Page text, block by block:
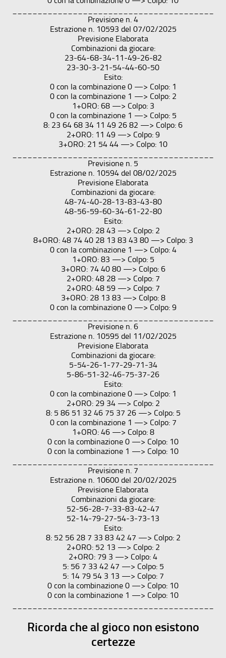
Previsione n. 4
Estrazione n. 10593 del 07/02/2025
Previsione Elaborata
Combinazioni da giocare:
23-64-68-34-11-49-26-82
23-30-3-21-54-44-60-50
Esito:
0 con la combinazione 0 —> Colpo: 1
0 con la combinazione 1 —> Colpo: 2
1+ORO: 68 —> Colpo: 3
0 con la combinazione 1 —> Colpo: 5
8: 23 64 68 34 11 49 26 82 —> Colpo: 6
2+ORO: 11 49 —> Colpo: 9
3+ORO: 21 54 44 —> Colpo: 10
Previsione n. 5
Estrazione n. 10594 del 08/02/2025
Previsione Elaborata
Combinazioni da giocare:
48-74-40-28-13-83-43-80
48-56-59-60-34-61-22-80
Esito:
2+ORO: 28 43 —> Colpo: 2
8+ORO: 48 74 40 28 13 83 43 80 —> Colpo: 3
0 con la combinazione 1 —> Colpo: 4
1+ORO: 83 —> Colpo: 5
3+ORO: 74 40 80 —> Colpo: 6
2+ORO: 48 28 —> Colpo: 7
2+ORO: 48 59 —> Colpo: 7
3+ORO: 28 13 83 —> Colpo: 8
0 con la combinazione 0 —> Colpo: 9
Previsione n. 6
Estrazione n. 10595 del 11/02/2025
Previsione Elaborata
Combinazioni da giocare:
5-54-26-1-77-29-71-34
5-86-51-32-46-75-37-26
Esito:
0 con la combinazione 0 —> Colpo: 1
2+ORO: 29 34 —> Colpo: 2
8: 5 86 51 32 46 75 37 26 —> Colpo: 5
0 con la combinazione 1 —> Colpo: 7
1+ORO: 46 —> Colpo: 8
0 con la combinazione 0 —> Colpo: 10
0 con la combinazione 1 —> Colpo: 10
Previsione n. 7
Estrazione n. 10600 del 20/02/2025
Previsione Elaborata
Combinazioni da giocare:
52-56-28-7-33-83-42-47
52-14-79-27-54-3-73-13
Esito:
8: 52 56 28 7 33 83 42 47 —> Colpo: 2
2+ORO: 52 13 —> Colpo: 2
2+ORO: 79 3 —> Colpo: 4
5: 56 7 33 42 47 —> Colpo: 5
5: 14 79 54 3 13 —> Colpo: 7
0 con la combinazione 0 —> Colpo: 10
0 con la combinazione 1 —> Colpo: 10
Ricorda che al gioco non esistono
certezze